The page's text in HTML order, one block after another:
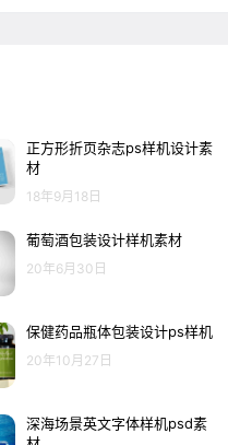
正方形折页杂志ps样机设计素
材
18年9月18日
葡萄酒包装设计样机素材
20年6月30日
保健药品瓶体包装设计ps样机
20年10月27日
深海场景英文字体样机psd素